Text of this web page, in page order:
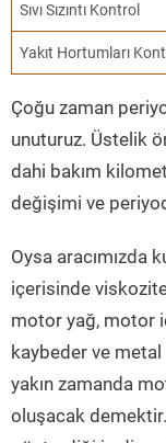
Sıvı Sızıntı Kontrol
Yakıt Hortumları
Çoğu zaman
unuturuz. Üstelik
dahi bakım
değişimi ve
Oysa aracımızda
içerisinde
motor yağ, motor
kaybeder ve
yakın zamanda
oluşacak demektir.